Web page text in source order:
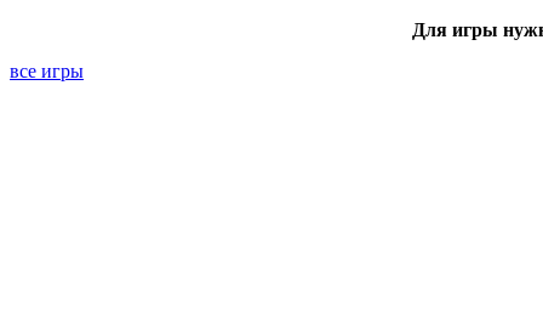
Для игры
все игры